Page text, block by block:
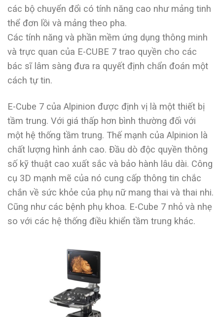
các bộ chuyển đổi có tính năng cao như mảng tinh
thể đơn lồi và mảng theo pha.
Các tính năng và phần mềm ứng dụng thông minh
và trực quan của E-CUBE 7 trao quyền cho các
bác sĩ lâm sàng đưa ra quyết định chẩn đoán một
cách tự tin.
E-Cube 7 của Alpinion được định vị là một thiết bị
tầm trung. Với giá thấp hơn bình thường đối với
một hệ thống tầm trung. Thế mạnh của Alpinion là
chất lượng hình ảnh cao. Đầu dò độc quyền thông
số kỹ thuật cao xuất sắc và bảo hành lâu dài. Công
cụ 3D mạnh mẽ của nó cung cấp thông tin chắc
chắn về sức khỏe của phụ nữ mang thai và thai nhi.
Cũng như các bệnh phụ khoa. E-Cube 7 nhỏ và nhẹ
so với các hệ thống điều khiển tầm trung khác.